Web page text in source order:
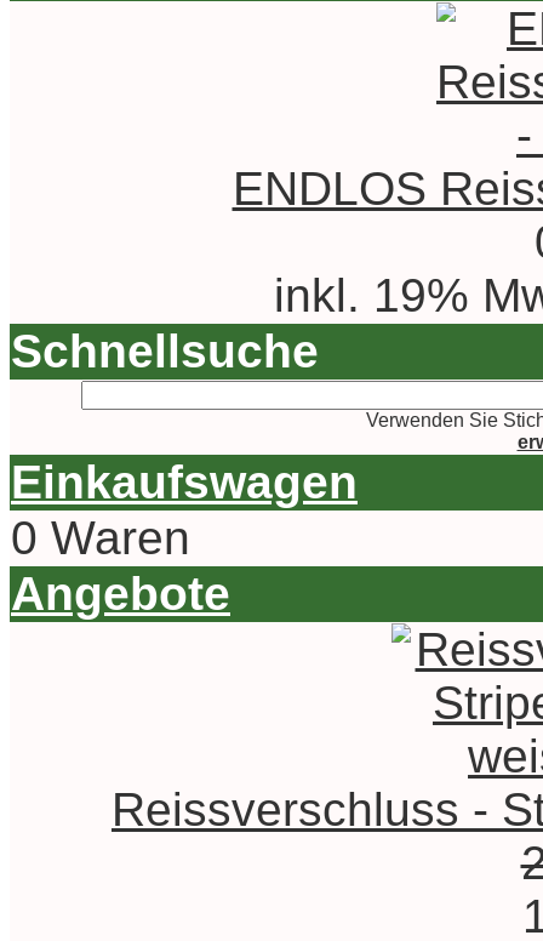
ENDLOS
inkl. 19%
Schnellsuche
Verwenden Sie
Einkaufswagen
0 Waren
Angebote
Reissverschluss -